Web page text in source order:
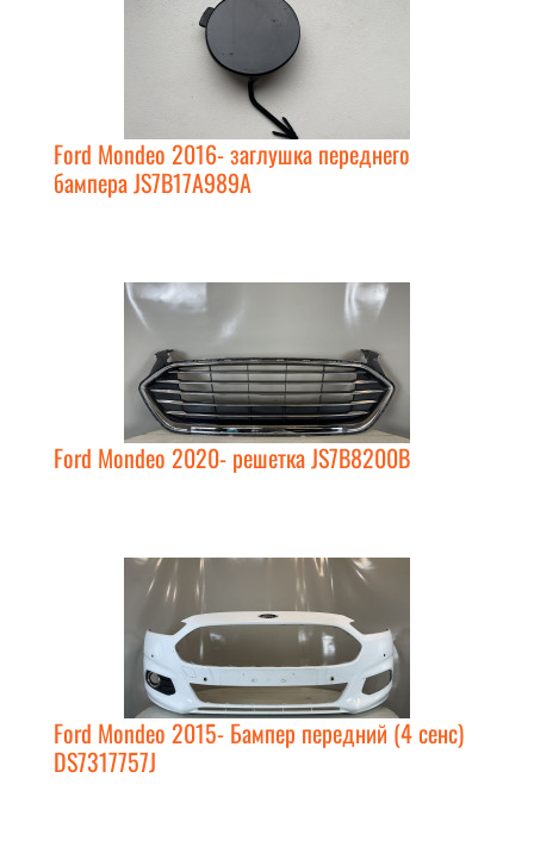
Ford Mondeo 2016- заглушка переднего
бампера JS7B17A989A
Ford Mondeo 2020- решетка JS7B8200B
Ford Mondeo 2015- Бампер передний (4 сенс)
DS7317757J